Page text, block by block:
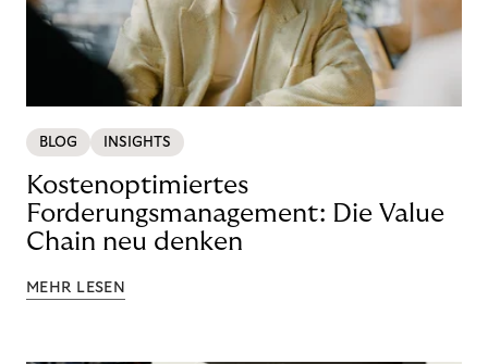
BLOG INSIGHTS
Kostenoptimiertes
Forderungsmanagement: Die Value
Chain neu denken
MEHR LESEN